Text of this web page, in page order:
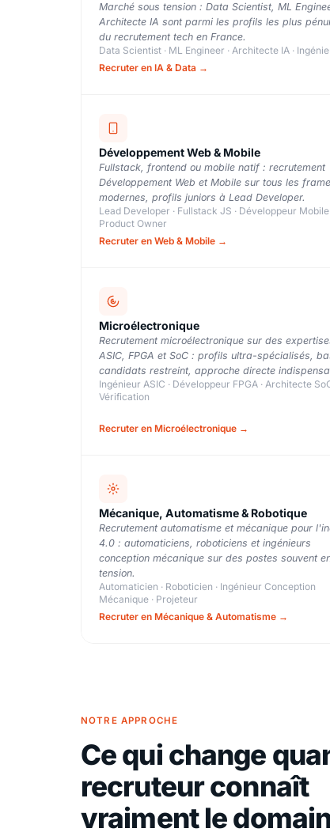
Marché sous tension : Data Scientist, ML
Architecte IA sont parmi les profils les plus
du recrutement tech en France.
Data Scientist · ML Engineer · Architecte IA ·
Recruter en IA & Data →
Développement Web & Mobile
Fullstack, frontend ou mobile natif : recrutement
Développement Web et Mobile sur tous les
modernes, profils juniors à Lead Developer.
Lead Developer · Fullstack JS · Développeur Mobile
Product Owner
Recruter en Web & Mobile →
Microélectronique
Recrutement microélectronique sur des
ASIC, FPGA et SoC : profils ultra-spécialisés,
candidats restreint, approche directe
Ingénieur ASIC · Développeur FPGA · Architecte
Vérification
Recruter en Microélectronique →
Mécanique, Automatisme & Robotique
Recrutement automatisme et mécanique pour
4.0 : automaticiens, roboticiens et ingénieurs
conception mécanique sur des postes souvent
tension.
Automaticien · Roboticien · Ingénieur Conception
Mécanique · Projeteur
Recruter en Mécanique & Automatisme →
NOTRE APPROCHE
Ce qui change
recruteur connaît
vraiment le